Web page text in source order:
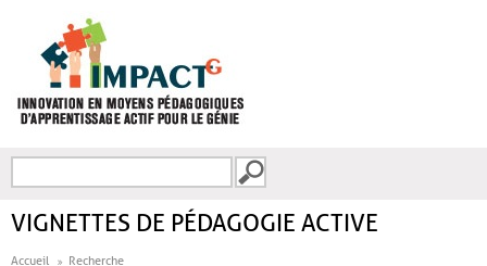
FORMULAIRE DE
VIGNETTES DE PÉDAGOGIE ACTIVE
Accueil Recherche